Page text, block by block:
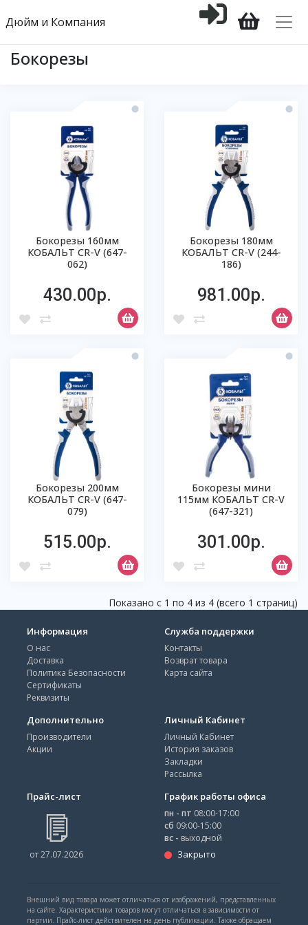
Дюйм и Компания
Бокорезы
Бокорезы 160мм
КОБАЛЬТ CR-V (647-
062)
430.00р.
Бокорезы 180мм
КОБАЛЬТ CR-V (244-
186)
981.00р.
Бокорезы 200мм
КОБАЛЬТ CR-V (647-
079)
515.00р.
Бокорезы мини
115мм КОБАЛЬТ CR-V
(647-321)
301.00р.
Показано с 1 по 4 из 4 (всего 1 страниц)
Информация
О нас
Доставка
Политика Безопасности
Сертификаты
Реквизиты
Служба поддержки
Контакты
Возврат товара
Карта сайта
Дополнительно
Производители
Акции
Личный Кабинет
Личный Кабинет
История заказов
Закладки
Рассылка
Прайс-лист
от 27.07.2026
График работы офиса
пн - пт 08:00-17:00
сб 09:00-15:00
вс - выходной
Закрыто
Внешний вид товара может отличаться от изображений, представленных
на сайте. Характеристики товаров могут отличаться в зависимости от
партии. Прайс-лист действителен на день публикации. Также обращаем